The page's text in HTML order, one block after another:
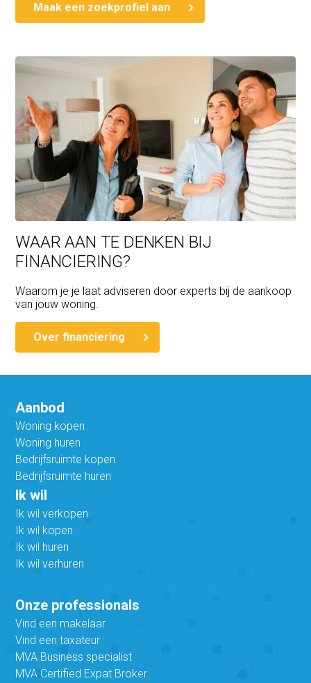
Maak een zoekprofiel aan
WAAR AAN TE DENKEN BIJ
FINANCIERING?
Waarom je je laat adviseren door experts bij de aankoop
van jouw woning.
Over financiering
Aanbod
Woning kopen
Woning huren
Bedrijfsruimte kopen
Bedrijfsruimte huren
Ik wil
Ik wil verkopen
Ik wil kopen
Ik wil huren
Ik wil verhuren
Onze professionals
Vind een makelaar
Vind een taxateur
MVA Business specialist
MVA Certified Expat Broker